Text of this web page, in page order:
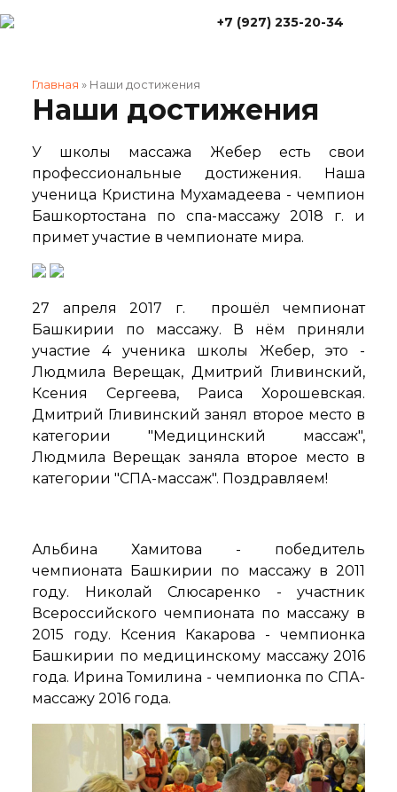
+7 (927) 235-20-34
Главная » Наши достижения
Наши достижения
У школы массажа Жебер есть свои
профессиональные достижения. Наша
ученица Кристина Мухамадеева - чемпион
Башкортостана по спа-массажу 2018 г. и
примет участие в чемпионате мира.
27 апреля 2017 г. прошёл чемпионат
Башкирии по массажу. В нём приняли
участие 4 ученика школы Жебер, это -
Людмила Верещак, Дмитрий Гливинский,
Ксения Сергеева, Раиса Хорошевская.
Дмитрий Гливинский занял второе место в
категории "Медицинский массаж",
Людмила Верещак заняла второе место в
категории "СПА-массаж". Поздравляем!
Альбина Хамитова - победитель
чемпионата Башкирии по массажу в 2011
году. Николай Слюсаренко - участник
Всероссийского чемпионата по массажу в
2015 году. Ксения Какарова - чемпионка
Башкирии по медицинскому массажу 2016
года. Ирина Томилина - чемпионка по СПА-
массажу 2016 года.